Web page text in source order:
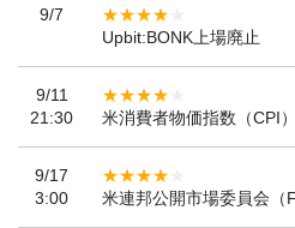
9/7
Upbit:BONK上場廃止
9/11
21:30
米消費者物価指数（CPI
9/17
3:00
米連邦公開市場委員会（